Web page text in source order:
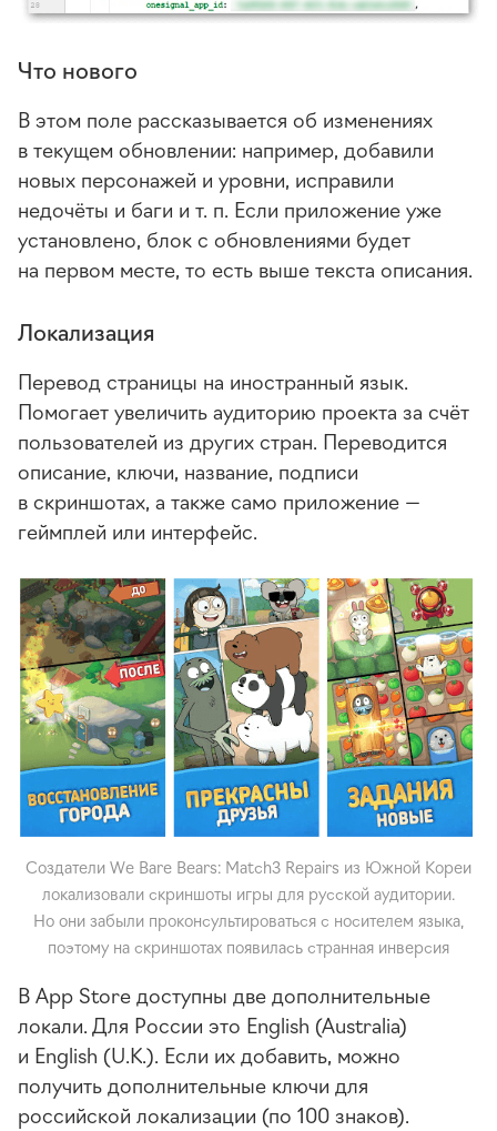
Что нового
В этом поле рассказывается об изменениях
в текущем обновлении: например, добавили
новых персонажей и уровни, исправили
недочёты и баги и т. п. Если приложение уже
установлено, блок с обновлениями будет
на первом месте, то есть выше текста описания.
Локализация
Перевод страницы на иностранный язык.
Помогает увеличить аудиторию проекта за счёт
пользователей из других стран. Переводится
описание, ключи, название, подписи
в скриншотах, а также само приложение —
геймплей или интерфейс.
Создатели We Bare Bears: Match3 Repairs из Южной Кореи
локализовали скриншоты игры для русской аудитории.
Но они забыли проконсультироваться с носителем языка,
поэтому на скриншотах появилась странная инверсия
В App Store доступны две дополнительные
локали. Для России это English (Australia)
и English (U.K.). Если их добавить, можно
получить дополнительные ключи для
российской локализации (по 100 знаков).